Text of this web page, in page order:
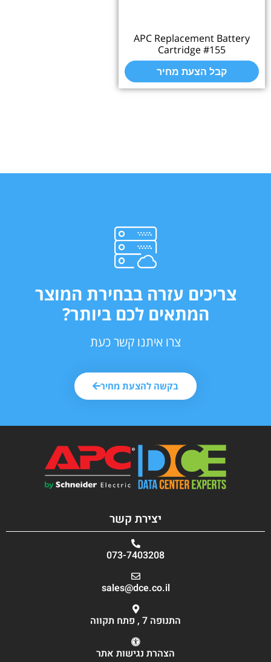
APC Replacement
Cartridge #155
קבל הצעת מחיר
עזרה בבחירת המוצר
המתאים לכם ביותר?
צרו איתנו קשר כעת
בקשה להצעת מחיר
יצירת קשר
073-7403208
sales@dce.co.il
הצהרת נגישות אתר